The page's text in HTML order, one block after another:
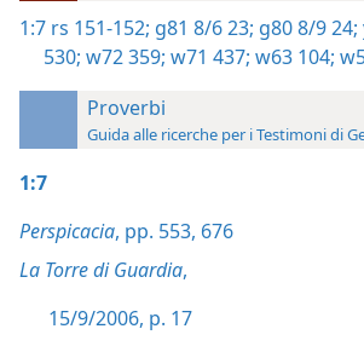
1:7 rs 151-152; g81 8/6 23; g80 8/9 24;
530; w72 359; w71 437; w63 104;
Proverbi
Guida alle ricerche per i Testimoni di
1:7
Perspicacia, pp. 553, 676
La Torre di Guardia,
15/9/2006, p. 17